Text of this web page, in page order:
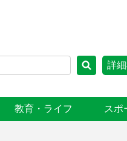
詳
教育・ライフ スポ